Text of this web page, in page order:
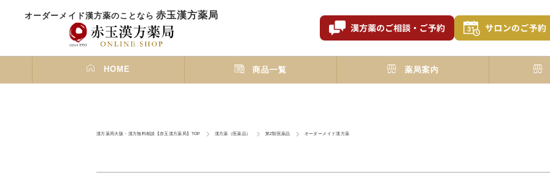
オーダーメイド漢方薬のことなら 赤玉漢方薬局
HOME 商品一覧 薬局案内
漢方薬局大阪・漢方無料相談【赤玉漢方薬局】TOP 漢方薬（医薬品） 第2類医薬品 オーダーメイド漢方薬